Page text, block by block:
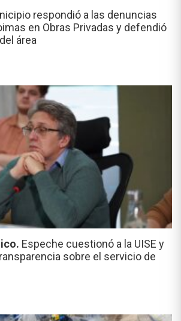
respondió a las denuncias
en Obras Privadas y defendió
área
Espeche cuestionó a la UISE y
sobre el servicio de